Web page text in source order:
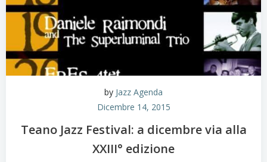
by Jazz Agenda
Dicembre 14, 2015
Teano Jazz Festival: a dicembre via alla
XXIII° edizione